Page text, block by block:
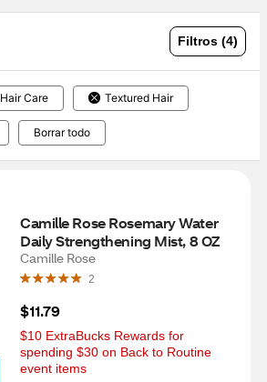
Filtros (4)
Hair Care Textured Hair
Borrar todo
Camille Rose Rosemary Water
Daily Strengthening Mist, 8 OZ
Camille Rose
2
$11.79
$10 ExtraBucks Rewards for
spending $30 on Back to Routine
event items